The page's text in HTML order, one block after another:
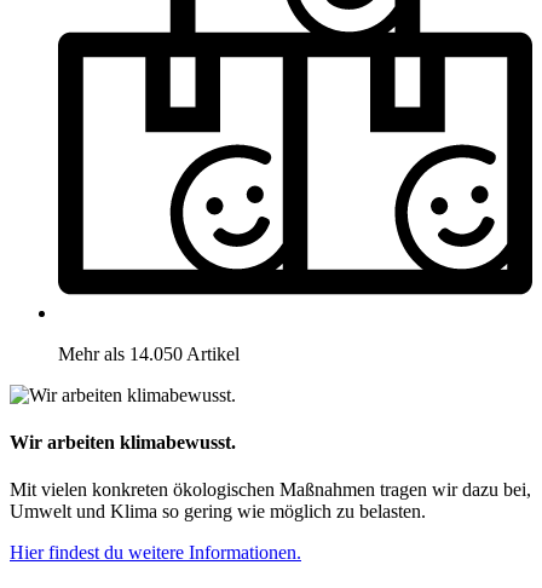
Mehr als 14.050 Artikel
Wir arbeiten klimabewusst.
Mit vielen konkreten ökologischen Maßnahmen tragen wir dazu bei,
Umwelt und Klima so gering wie möglich zu belasten.
Hier findest du weitere Informationen.